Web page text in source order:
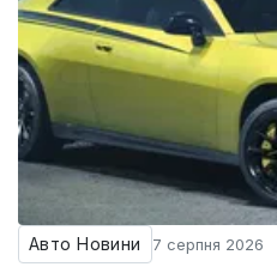
Авто Новини 7 серпня 2026